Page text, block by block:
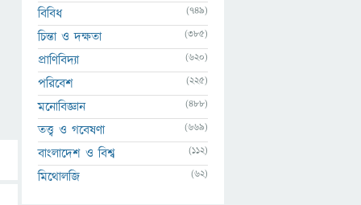
বিবিধ (749)
চিন্তা ও দক্ষতা (385)
প্রাণিবিদ্যা (620)
পরিবেশ (225)
মনোবিজ্ঞান (488)
তত্ত্ব ও গবেষণা (669)
বাংলাদেশ ও বিশ্ব (112)
মিথোলজি (62)